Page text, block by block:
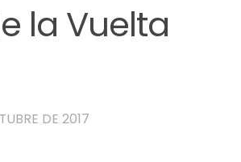
la Vuelta
DE 2017